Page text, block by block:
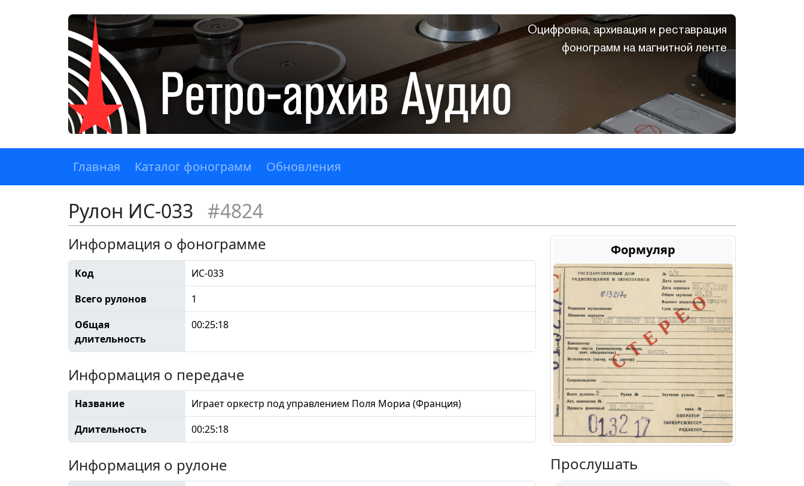
Оцифровка, архивация и реставрация
фонограмм на магнитной ленте
Главная Каталог фонограмм Обновления
Рулон ИС-033 #4824
Формуляр
Прослушать
Информация о фонограмме
Код
ИС-033
Всего рулонов
1
Общая
длительность
00:25:18
Информация о передаче
Название
Играет оркестр под управлением Поля Мориа (Франция)
Длительность
00:25:18
Информация о рулоне